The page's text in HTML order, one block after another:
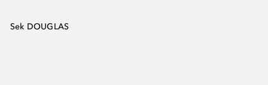
Sek DOUGLAS